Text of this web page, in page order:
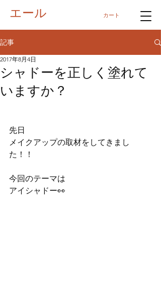
カート
エール
記事
シャドーを正しく塗れて
いますか？
2017年8月4日
先日
メイクアップの取材をしてきまし
た！！
今回のテーマは
アイシャドー👀